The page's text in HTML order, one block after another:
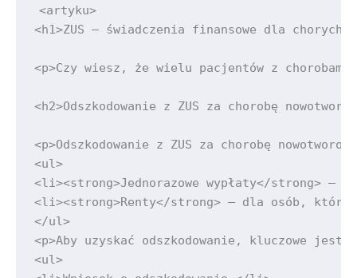
<artyku>
<h1>ZUS – świadczenia finansowe dla chorych
<p>Czy wiesz, że wielu pacjentów z
<h2>Odszkodowanie z ZUS za chorobę
<p>Odszkodowanie z ZUS za chorobę
<ul>
<li><strong>Jednorazowe wypłaty</strong> –
<li><strong>Renty</strong> – dla osób,
</ul>
<p>Aby uzyskać odszkodowanie, kluczowe jest
<ul>